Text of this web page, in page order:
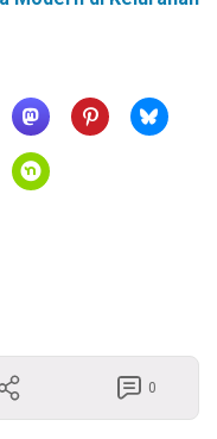
0